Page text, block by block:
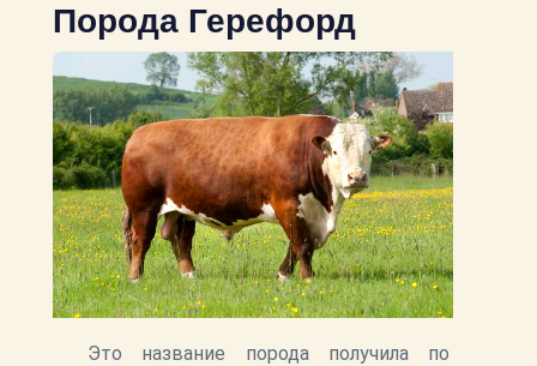
Порода Герефорд
Это название порода получила по